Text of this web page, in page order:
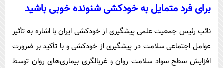
برای فرد متمایل به خودکشی شنونده خوبی باشید
نائب رئیس جمعیت علمی پیشگیری از خودکشی ایران با اشاره به تأثیر
عوامل اجتماعی سلامت در پیشگیری از خودکشی و با تأکید بر ضرورت
افزایش سطح سواد سلامت روان و غربالگری بیماری‌های روان توسط